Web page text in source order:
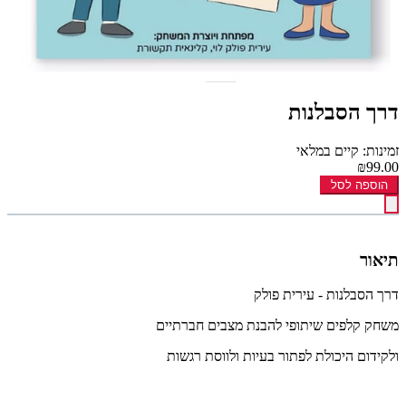
דרך הסבלנות
זמינות: קיים במלאי
₪99.00
הוספה לסל
תיאור
דרך הסבלנות - עירית פולק
משחק קלפים שיתופי להבנת מצבים חברתיים
ולקידום היכולת לפתור בעיות ולווסת רגשות